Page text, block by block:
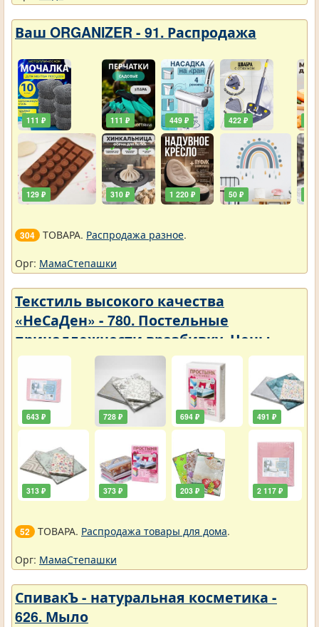
Ваш ORGANIZER - 91. Распродажа
111 ₽
129 ₽
111 ₽
310 ₽
449 ₽
1 220 ₽
422 ₽
50 ₽
304 ТОВАРА. Распродажа разное.
Орг: МамаСтепашки
Текстиль высокого качества
«НеСаДен» - 780. Постельные
принадлежности вразбивку. Цены
упали
643 ₽
313 ₽
728 ₽
373 ₽
694 ₽
203 ₽
491 ₽
2 117 ₽
52 ТОВАРА. Распродажа товары для дома.
Орг: МамаСтепашки
СпивакЪ - натуральная косметика -
626. Мыло